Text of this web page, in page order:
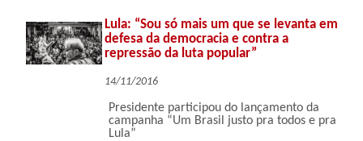
Lula: “Sou só mais um que se levanta em
defesa da democracia e contra a
repressão da luta popular”
14/11/2016
Presidente participou do lançamento da
campanha “Um Brasil justo pra todos e pra
Lula”